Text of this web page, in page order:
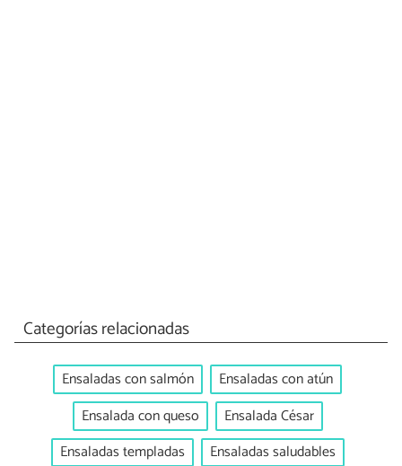
Categorías relacionadas
Ensaladas con salmón
Ensaladas con atún
Ensalada con queso
Ensalada César
Ensaladas templadas
Ensaladas saludables